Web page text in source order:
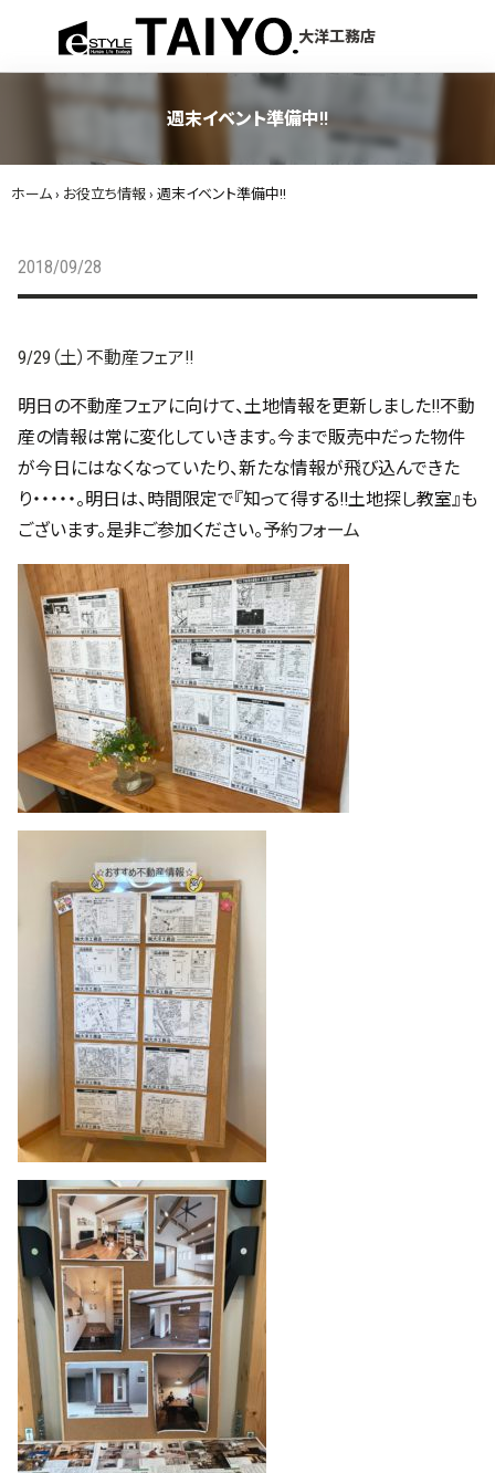
大洋工務店
週末イベント準備中!!
ホーム › お役立ち情報 › 週末イベント準備中!!
2018/09/28
9/29（土）不動産フェア!!
明日の不動産フェアに向けて、土地情報を更新しました!!不動
産の情報は常に変化していきます。今まで販売中だった物件
が今日にはなくなっていたり、新たな情報が飛び込んできた
り・・・・・。明日は、時間限定で『知って得する!!土地探し教室』も
ございます。是非ご参加ください。予約フォーム